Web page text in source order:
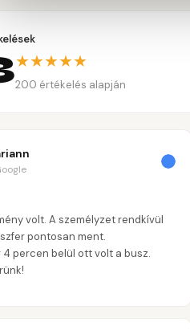
★★★★★
200 értékelés alapján
volt. A személyzet rendkívül
pontosan ment.
percen belül ott volt a busz.